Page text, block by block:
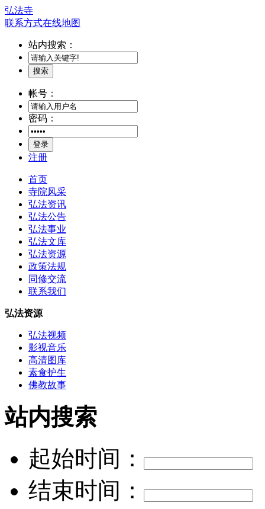
弘法寺
联系方式在线地图
站内搜索：
搜索
帐号：
密码：
登录
注册
首页
寺院风采
弘法资讯
弘法公告
弘法事业
弘法文库
弘法资源
政策法规
同修交流
联系我们
弘法资源
弘法视频
影视音乐
高清图库
素食护生
佛教故事
站内搜索
起始时间：
结束时间：